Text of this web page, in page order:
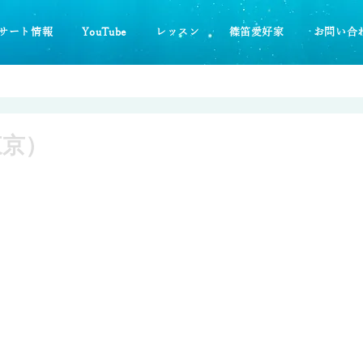
ート情報 YouTube レッスン 篠笛愛好家 お問い合
）